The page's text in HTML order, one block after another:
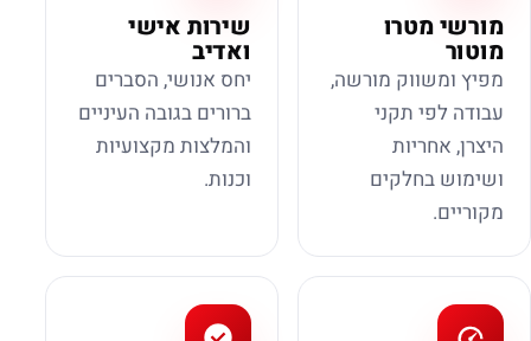
מורשי מטרו
מוטור
מפיץ ומשווק מורשה,
עבודה לפי תקני
היצרן, אחריות
ושימוש בחלקים
מקוריים.
שירות אישי
ואדיב
יחס אנושי, הסברים
ברורים בגובה העיניים
והמלצות מקצועיות
וכנות.